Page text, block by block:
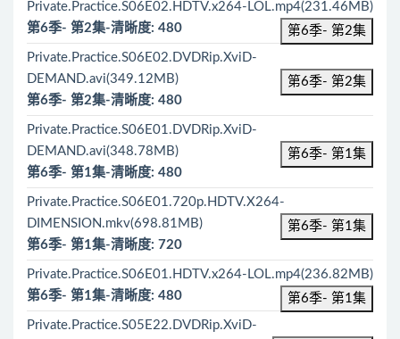
Private.Practice.S06E02.HDTV.x264-LOL.mp4(231.46MB)
第6季- 第2集
第6季- 第2集-清晰度: 480
Private.Practice.S06E02.DVDRip.XviD-
DEMAND.avi(349.12MB)
第6季- 第2集
第6季- 第2集-清晰度: 480
Private.Practice.S06E01.DVDRip.XviD-
DEMAND.avi(348.78MB)
第6季- 第1集
第6季- 第1集-清晰度: 480
Private.Practice.S06E01.720p.HDTV.X264-
DIMENSION.mkv(698.81MB)
第6季- 第1集
第6季- 第1集-清晰度: 720
Private.Practice.S06E01.HDTV.x264-LOL.mp4(236.82MB)
第6季- 第1集
第6季- 第1集-清晰度: 480
Private.Practice.S05E22.DVDRip.XviD-